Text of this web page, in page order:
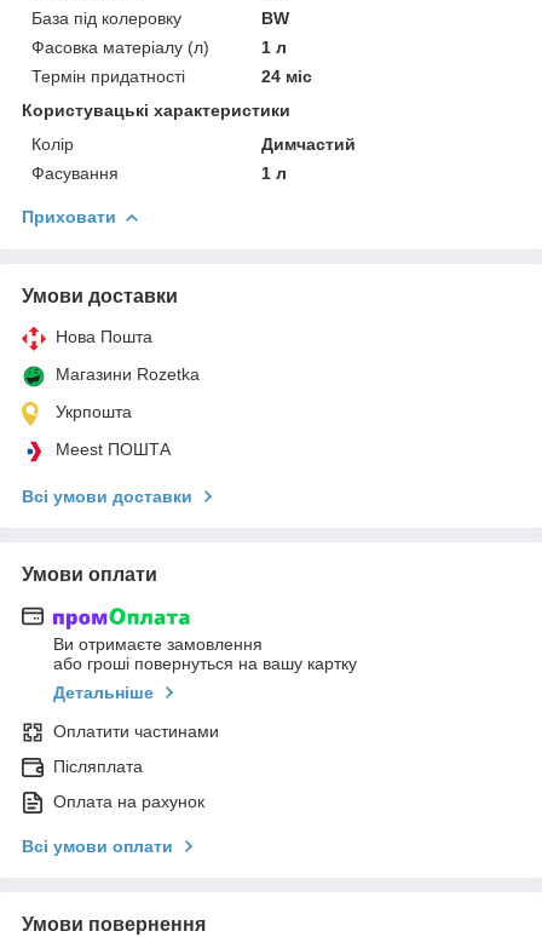
База під колеровку
BW
Фасовка матеріалу (л)
1 л
Термін придатності
24 міс
Користувацькі характеристики
Колір
Димчастий
Фасування
1 л
Приховати
Умови доставки
Нова Пошта
Магазини Rozetka
Укрпошта
Meest ПОШТА
Всі умови доставки
Умови оплати
Ви отримаєте замовлення
або гроші повернуться на вашу картку
Детальніше
Оплатити частинами
Післяплата
Оплата на рахунок
Всі умови оплати
Умови повернення